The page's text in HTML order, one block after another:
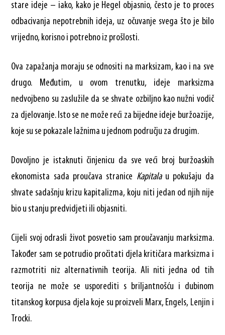
stare ideje – iako, kako je Hegel objasnio, često je to proces
odbacivanja nepotrebnih ideja, uz očuvanje svega što je bilo
vrijedno, korisno i potrebno iz prošlosti.
Ova zapažanja moraju se odnositi na marksizam, kao i na sve
drugo. Međutim, u ovom trenutku, ideje marksizma
nedvojbeno su zaslužile da se shvate ozbiljno kao nužni vodič
za djelovanje. Isto se ne može reći za bijedne ideje buržoazije,
koje su se pokazale lažnima u jednom području za drugim.
Dovoljno je istaknuti činjenicu da sve veći broj buržoaskih
ekonomista sada proučava stranice Kapitalau pokušaju da
shvate sadašnju krizu kapitalizma, koju niti jedan od njih nije
bio u stanju predvidjeti ili objasniti.
Cijeli svoj odrasli život posvetio sam proučavanju marksizma.
Također sam se potrudio pročitati djela kritičara marksizma i
razmotriti niz alternativnih teorija. Ali niti jedna od tih
teorija ne može se usporediti s briljantnošću i dubinom
titanskog korpusa djela koje su proizveli Marx, Engels, Lenjin i
Trocki.